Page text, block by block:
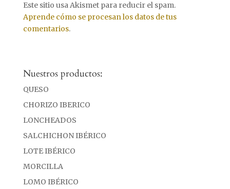
Este sitio usa Akismet para reducir el spam.
Aprende cómo se procesan los datos de tus
comentarios.
Nuestros productos:
QUESO
CHORIZO IBERICO
LONCHEADOS
SALCHICHON IBÉRICO
LOTE IBÉRICO
MORCILLA
LOMO IBÉRICO